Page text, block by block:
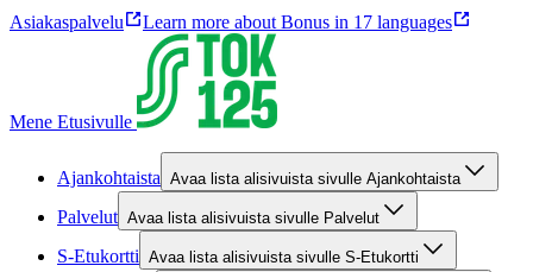
Asiakaspalvelu Learn more about Bonus in 17 languages
Mene Etusivulle
Ajankohtaista Avaa lista alisivuista sivulle Ajankohtaista
Palvelut Avaa lista alisivuista sivulle Palvelut
S-Etukortti Avaa lista alisivuista sivulle S-Etukortti